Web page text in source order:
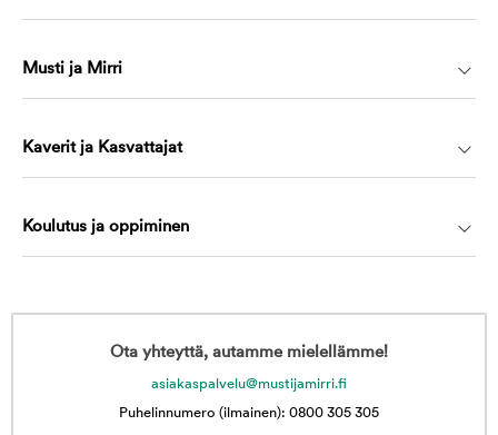
Musti ja Mirri
Kaverit ja Kasvattajat
Koulutus ja oppiminen
Ota yhteyttä, autamme mielellämme!
asiakaspalvelu@mustijamirri.fi
Puhelinnumero (ilmainen): 0800 305 305